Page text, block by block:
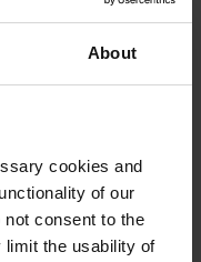
About
cookies and
of our
consent to the
the usability of
qu'entreprise
sont
aux
légales et
La présente